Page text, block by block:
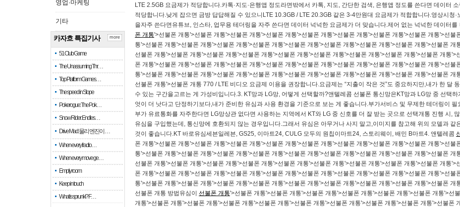
영업·마케팅
기타
카자흐 특집기사
51 Club Game
The Unassuming Thr…
Top Platform Games…
The speed in Slope
Pokerogue: The Pok…
Snow Rider: Endles…
Drive Mad: 물리 엔진이 …
When every fractio…
When every move ge…
Empty room
Keep in touch
What is sprunki? F…
more
LTE 2.5GB 요금제가 적당합니다.카톡·지도·은행앱 정도라면밖에서 카톡, 지도, 간단한 검색, 은행앱 정도를 쓴다면 데이터 소
적당합니다.​낮게 잡으면 금방 답답해질 수 있으니LTE 10.3GB / LTE 20.3GB 같은 3-4만원대 요금제가 적합합니다.영상시청·
을자주 쓴다면유튜브, 인스타, 업무용 테더링을 자주 쓴다면 데이터 넉넉한 요금제가 더 맞습니다.​제어 없는 넉넉한 데이터를
폰 개통'>선불폰 개통'>선불폰 개통'>선불폰 개통'>선불폰 개통'>선불폰 개통'>선불폰 개통'>선불폰 개통'>선불폰 개통'>선불
통'>선불폰 개통'>선불폰 개통'>선불폰 개통'>선불폰 개통'>선불폰 개통'>선불폰 개통'>선불폰 개통'>선불폰 개통'>선불폰 개
선불폰 개통'>선불폰 개통'>선불폰 개통'>선불폰 개통'>선불폰 개통'>선불폰 개통'>선불폰 개통'>선불폰 개통'>선불폰 개통'>
폰 개통'>선불폰 개통'>선불폰 개통'>선불폰 개통'>선불폰 개통'>선불폰 개통'>선불폰 개통'>선불폰 개통'>선불폰 개통'>선불
통'>선불폰 개통'>선불폰 개통'>선불폰 개통'>선불폰 개통'>선불폰 개통'>선불폰 개통'>선불폰 개통'>선불폰 개통'>선불폰 개
선불폰 개통'>선불폰 개통 770 / LTE 비디오 요금제 이용을 권장합니다.요금제는 “지출이 작은 것”도 중요하지만,내가 한 달
수 있는 구간을고르는 게 가성비입니다.​​3. KT망과 LG망, 어떻게 선택할까?앤텔레콤 선불폰 통신망은KT망과 LG망 중 선택하
엇이 더 낫다고 단정하기보다,내가 준비한 유심과 사용 환경을 기준으로 보는 게 좋습니다.부가서비스 및 무제한 테더링이 필
부가 유료통화를 자주한다면 LG망상관 없다면 사용하는 지역에서 KT와 LG 중 신호를 더 잘 받는 곳으로 선택​​개통 진행 시,
유심을 구입했는데, 통신망에 호환되지 않는 경우입니다.​그래서 유심은 아무거나 사지 말고,이미지를 참고해 위의 모델과 같
것이 좋습니다.​KT 바로유심세븐일레븐, GS25, 이마트24, CU​LG 모두의 원칩이마트24, 스토리웨이, 배민 B마트​​4. 앤텔레콤
폰 개통'>선불폰 개통'>선불폰 개통'>선불폰 개통'>선불폰 개통'>선불폰 개통'>선불폰 개통'>선불폰 개통'>선불폰 개통'>선불
통'>선불폰 개통'>선불폰 개통'>선불폰 개통'>선불폰 개통'>선불폰 개통'>선불폰 개통'>선불폰 개통'>선불폰 개통'>선불폰 개
선불폰 개통'>선불폰 개통'>선불폰 개통'>선불폰 개통'>선불폰 개통'>선불폰 개통'>선불폰 개통'>선불폰 개통'>선불폰 개통'>
폰 개통'>선불폰 개통'>선불폰 개통'>선불폰 개통'>선불폰 개통'>선불폰 개통'>선불폰 개통'>선불폰 개통'>선불폰 개통'>선불
통'>선불폰 개통'>선불폰 개통'>선불폰 개통'>선불폰 개통'>선불폰 개통'>선불폰 개통'>선불폰 개통'>선불폰 개통'>선불폰 개
선불폰 개통 방법유심이 선불폰 개통'>선불폰 개통'>선불폰 개통'>선불폰 개통'>선불폰 개통'>선불폰 개통'>선불폰 개통'>선
개통'>선불폰 개통'>선불폰 개통'>선불폰 개통'>선불폰 개통'>선불폰 개통'>선불폰 개통'>선불폰 개통'>선불폰 개통'>선불폰